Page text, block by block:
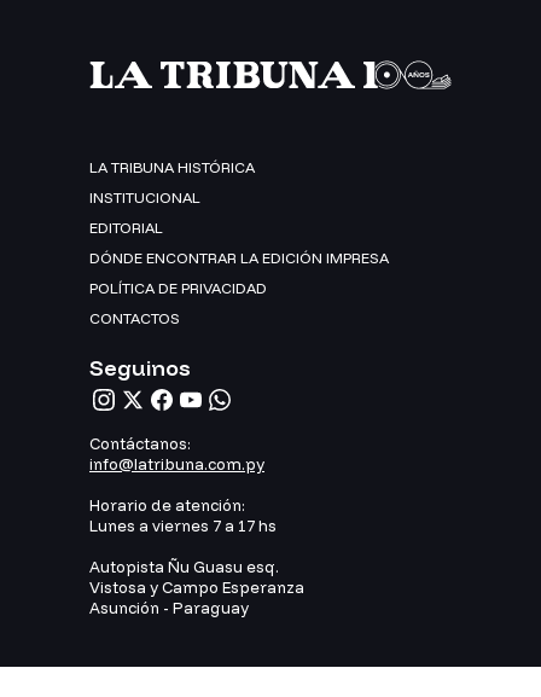
LA TRIBUNA HISTÓRICA
INSTITUCIONAL
EDITORIAL
DÓNDE ENCONTRAR LA EDICIÓN IMPRESA
POLÍTICA DE PRIVACIDAD
CONTACTOS
Seguinos
Contáctanos:
info@latribuna.com.py
Horario de atención:
Lunes a viernes 7 a 17 hs
Autopista Ñu Guasu esq.
Vistosa y Campo Esperanza
Asunción - Paraguay